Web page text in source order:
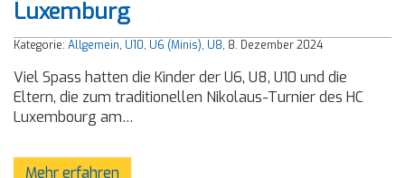
Luxemburg
Kategorie: Allgemein, U10, U6 (Minis), U8, 8. Dezember 2024
Viel Spass hatten die Kinder der U6, U8, U10 und die
Eltern, die zum traditionellen Nikolaus-Turnier des HC
Luxembourg am…
Mehr erfahren